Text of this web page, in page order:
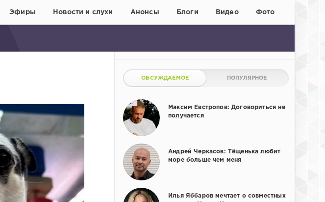
Эфиры Новости и слухи Анонсы Блоги Видео Фото
ОБСУЖДАЕМОЕ ПОПУЛЯРНОЕ
Максим Евстропов: Договориться не
получается
Андрей Черкасов: Тёщенька любит
море больше чем меня
Илья Яббаров мечтает о совместных